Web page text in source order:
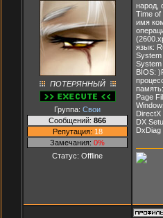
ПОТЕРЯННЫЙ
Группа: Свои
Сообщений: 866
Репутация: 18
Замечания: 0%
Статус: Offline
народ,
Time of
имя
язык:
System
System
BIOS:
Page
DirectX
DX
DxDiag